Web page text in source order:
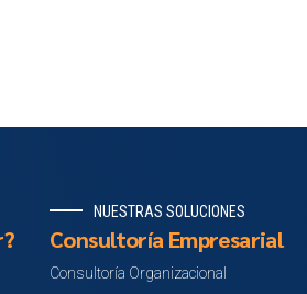
NUESTRAS SOLUCIONES
Consultoría Empresarial
Consultoría Organizacional